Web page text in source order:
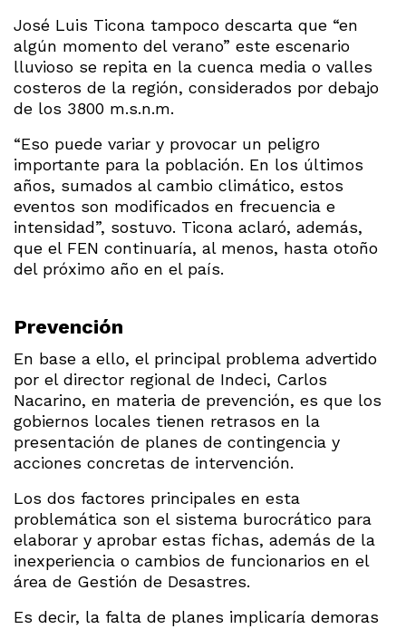
José Luis Ticona tampoco descarta que “en
algún momento del verano” este escenario
lluvioso se repita en la cuenca media o valles
costeros de la región, considerados por debajo
de los 3800 m.s.n.m.
“Eso puede variar y provocar un peligro
importante para la población. En los últimos
años, sumados al cambio climático, estos
eventos son modificados en frecuencia e
intensidad”, sostuvo. Ticona aclaró, además,
que el FEN continuaría, al menos, hasta otoño
del próximo año en el país.
Prevención
En base a ello, el principal problema advertido
por el director regional de Indeci, Carlos
Nacarino, en materia de prevención, es que los
gobiernos locales tienen retrasos en la
presentación de planes de contingencia y
acciones concretas de intervención.
Los dos factores principales en esta
problemática son el sistema burocrático para
elaborar y aprobar estas fichas, además de la
inexperiencia o cambios de funcionarios en el
área de Gestión de Desastres.
Es decir, la falta de planes implicaría demoras